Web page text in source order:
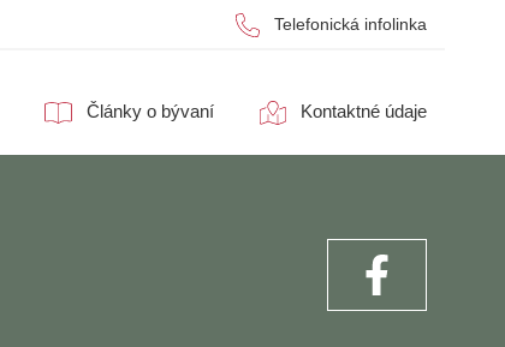
Telefonická infolinka
Články o bývaní Kontaktné údaje